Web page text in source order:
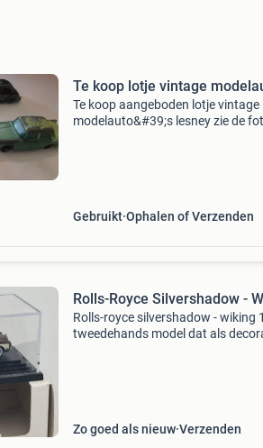
Te koop lotje vintage
Te koop aangeboden lotje vintage
modelauto&#39;s lesney zie de
Gebruikt Ophalen of Verzenden
Rolls-Royce Silvershadow -
Rolls-royce silvershadow - wiking
tweedehands model dat als
Zo goed als nieuw Verzenden